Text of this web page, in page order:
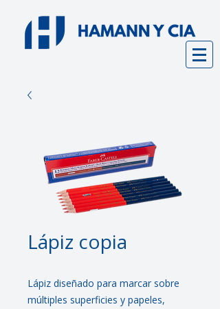
Lápiz copia
Lápiz diseñado para marcar sobre
múltiples superficies y papeles,